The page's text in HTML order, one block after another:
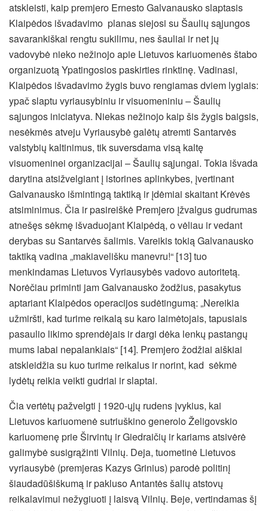
atskleisti, kaip premjero Ernesto Galvanausko slaptasis
Klaipėdos išvadavimo planas siejosi su Šaulių sąjungos
savarankiškai rengtu sukilimu, nes šauliai ir net jų
vadovybė nieko nežinojo apie Lietuvos kariuomenės štabo
organizuotą Ypatingosios paskirties rinktinę. Vadinasi,
Klaipėdos išvadavimo žygis buvo rengiamas dviem lygiais:
ypač slaptu vyriausybiniu ir visuomeniniu – Šaulių
sąjungos iniciatyva. Niekas nežinojo kaip šis žygis baigsis,
nesėkmės atveju Vyriausybė galėtų atremti Santarvės
valstybių kaltinimus, tik suversdama visą kaltę
visuomeninei organizacijai – Šaulių sąjungai. Tokia išvada
darytina atsižvelgiant į istorines aplinkybes, įvertinant
Galvanausko išmintingą taktiką ir įdėmiai skaitant Krėvės
atsiminimus. Čia ir pasireiškė Premjero įžvalgus gudrumas
atnešęs sėkmę išvaduojant Klaipėdą, o vėliau ir vedant
derybas su Santarvės šalimis. Vareikis tokią Galvanausko
taktiką vadina „makiavelišku manevru!“ [13] tuo
menkindamas Lietuvos Vyriausybės vadovo autoritetą.
Norėčiau priminti jam Galvanausko žodžius, pasakytus
aptariant Klaipėdos operacijos sudėtingumą: „Nereikia
užmiršti, kad turime reikalą su karo laimėtojais, tapusiais
pasaulio likimo sprendėjais ir dargi dėka lenkų pastangų
mums labai nepalankiais“ [14]. Premjero žodžiai aiškiai
atskleidžia su kuo turime reikalus ir norint, kad sėkmė
lydėtų reikia veikti gudriai ir slaptai.
Čia vertėtų pažvelgti į 1920-ųjų rudens įvykius, kai
Lietuvos kariuomenė sutriuškino generolo Želigovskio
kariuomenę prie Širvintų ir Giedraičių ir kariams atsivėrė
galimybė susigrąžinti Vilnių. Deja, tuometinė Lietuvos
vyriausybė (premjeras Kazys Grinius) parodė politinį
šiaudadūšiškumą ir pakluso Antantės šalių atstovų
reikalavimui nežygiuoti į laisvą Vilnių. Beje, vertindamas šį